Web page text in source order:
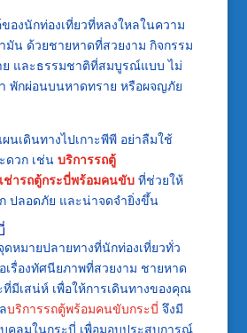
องนักท่องเที่ยวที่หลงใหลในความ
มัน ด้วยชายหาดที่สวยงาม กิจกรรม
และธรรมชาติที่สมบูรณ์แบบ ไม่
พักผ่อนบนหาดทราย หรือผจญภัย
นเดินทางไปเกาะพีพี อย่าลืมใช้
ดวก เช่น บริการรถตู้
ช่ารถตู้กระบี่พร้อมคนขับที่ช่วยให้
ปลอดภัย และน่าจดจำยิ่งขึ้น
ดหมายปลายทางที่นักท่องเที่ยวทั่ว
รื่องทัศนียภาพที่สวยงาม ชายหาด
มีเสน่ห์ เพื่อให้การเดินทางของคุณ
บริการรถตู้พร้อมคนขับกระบี่ จึงมี
คลุมในกระบี่ เพื่อมอบประสบการณ์